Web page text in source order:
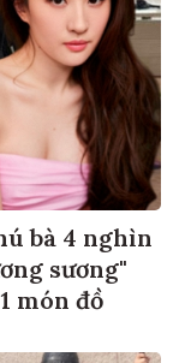
bà 4 nghìn
sương"
món đồ